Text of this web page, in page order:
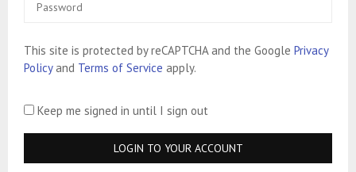
This site is protected by reCAPTCHA and the Google Privacy
Policyand Terms of Service apply.
Keep me signed in until I sign out